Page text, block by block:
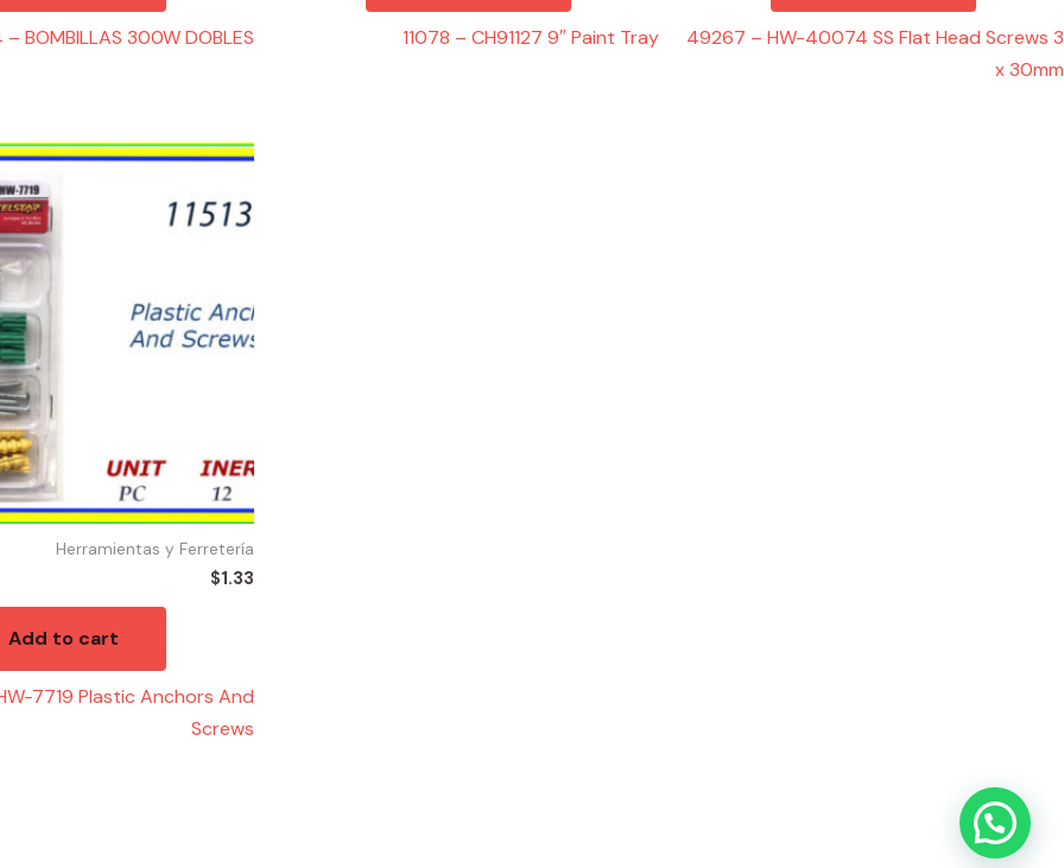
BOMBILLAS 300W DOBLES 11078 – CH91127 9″ Paint Tray
49267 – HW-40074 SS Flat Head Screws 3
x 30mm
Herramientas y Ferretería
$1.33
Add to cart
7719 Plastic Anchors And
Screws